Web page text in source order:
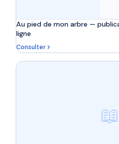
Au pied de mon arbre —
ligne
Consulter
📖